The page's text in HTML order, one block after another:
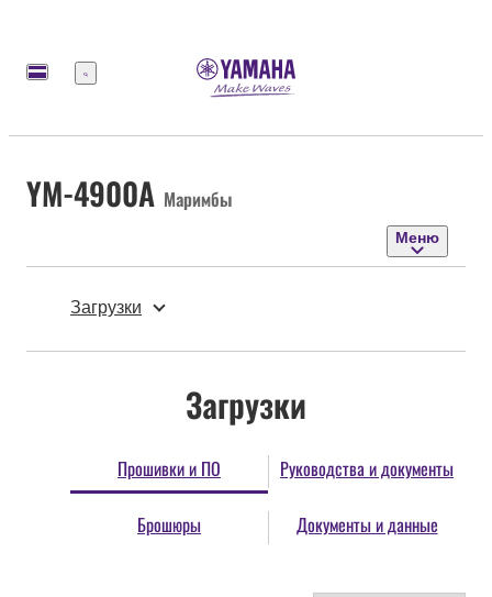
Меню
YM-4900A Маримбы
Меню
Загрузки
Загрузки
Прошивки и ПО Руководства и документы
Брошюры Документы и данные